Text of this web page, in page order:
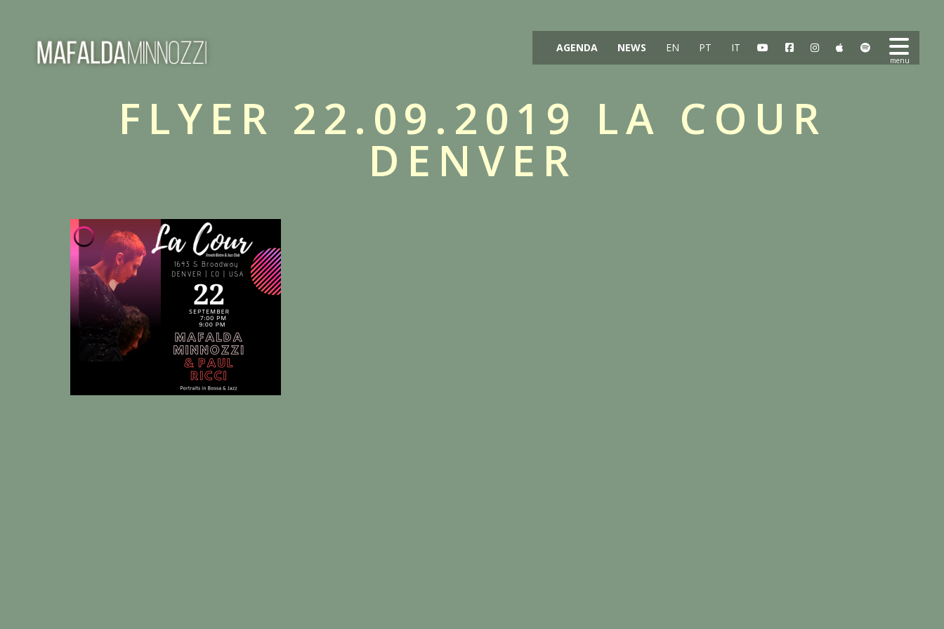
AGENDA NEWS EN PT IT
FLYER 22.09.2019 LA COUR
DENVER